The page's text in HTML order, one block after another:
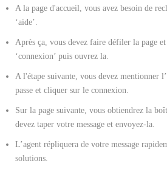
A la page d'accueil, vous avez besoin de
‘aide’.
Après ça, vous devez faire défiler la page
‘connexion’ puis ouvrez la.
A l'étape suivante, vous devez mentionner
passe et cliquer sur le connexion.
Sur la page suivante, vous obtiendrez la
devez taper votre message et envoyez-la.
L’agent répliquera de votre message
solutions.